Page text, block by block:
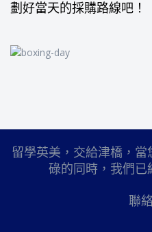
劃好當天的採購路線吧！
留學英美，交給津橋，
碌的同時，我們已
聯